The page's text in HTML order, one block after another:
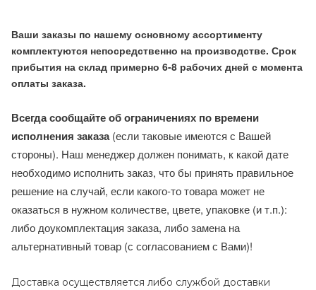
Ваши заказы по нашему основному ассортименту
комплектуются непосредственно на производстве. Срок
прибытия на склад примерно 6-8 рабочих дней с момента
оплаты заказа.
Всегда сообщайте об ограничениях по времени
исполнения заказа(если таковые имеются с Вашей
стороны). Наш менеджер должен понимать, к какой дате
необходимо исполнить заказ, что бы принять правильное
решение на случай, если какого-то товара может не
оказаться в нужном количестве, цвете, упаковке (и т.п.):
либо доукомплектация заказа, либо замена на
альтернативный товар (с согласованием с Вами)!
Доставка осуществляется либо службой доставки